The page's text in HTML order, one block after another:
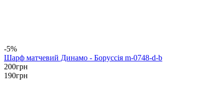
-5%
Шарф матчевий Динамо - Боруссія m-0748-d-b
200грн
190грн